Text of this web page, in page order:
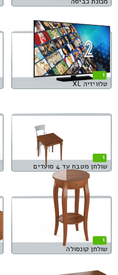
1
טלוויזיה XL
1
שולחן מטבח עד 4 סועדים
1
שולחן קונסולה